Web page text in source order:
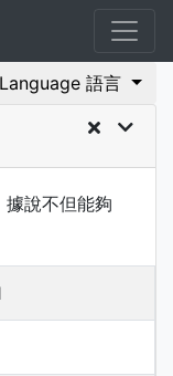
Language 語言
說不但能夠